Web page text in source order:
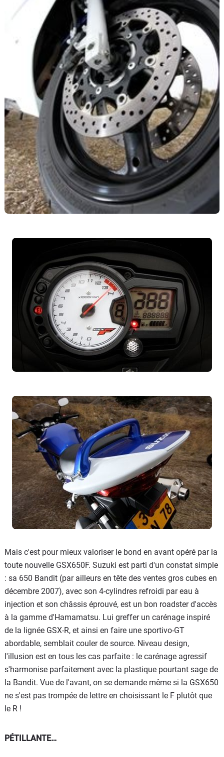
Mais c'est pour mieux valoriser le bond en avant opéré par la
toute nouvelle GSX650F. Suzuki est parti d'un constat simple
: sa 650 Bandit (par ailleurs en tête des ventes gros cubes en
décembre 2007), avec son 4-cylindres refroidi par eau à
injection et son châssis éprouvé, est un bon roadster d'accès
à la gamme d'Hamamatsu. Lui greffer un carénage inspiré
de la lignée GSX-R, et ainsi en faire une sportivo-GT
abordable, semblait couler de source. Niveau design,
l'illusion est en tous les cas parfaite : le carénage agressif
s'harmonise parfaitement avec la plastique pourtant sage de
la Bandit. Vue de l'avant, on se demande même si la GSX650
ne s'est pas trompée de lettre en choisissant le F plutôt que
le R !
PÉTILLANTE…